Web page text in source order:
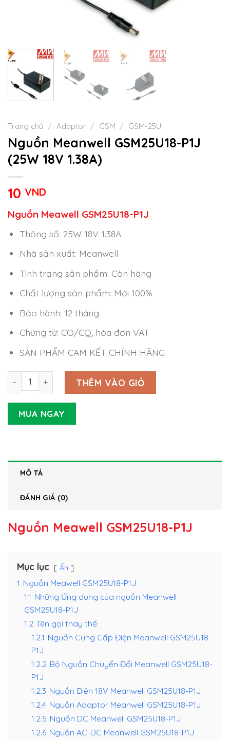
Trang chủ / Adaptor / GSM / GSM-25U
Nguồn Meanwell GSM25U18-P1J
(25W 18V 1.38A)
10 VND
Nguồn Meawell GSM25U18-P1J
Thông số: 25W 18V 1.38A
Nhà sản xuất: Meanwell
Tình trạng sản phẩm: Còn hàng
Chất lượng sản phẩm: Mới 100%
Bảo hành: 12 tháng
Chứng từ: CO/CQ, hóa đơn VAT
SẢN PHẨM CAM KẾT CHÍNH HÃNG
Nguồn Meanwell GSM25U18-P1J (25W 18V 1.38A) số lượng
THÊM VÀO GIỎ
MUA NGAY
MÔ TẢ
ĐÁNH GIÁ (0)
Nguồn Meawell GSM25U18-P1J
Mục lục Ẩn
1 Nguồn Meawell GSM25U18-P1J
1.1 Những Ứng dụng của nguồn Meanwell
GSM25U18-P1J
1.2 Tên gọi thay thế:
1.2.1 Nguồn Cung Cấp Điện Meanwell GSM25U18-
P1J
1.2.2 Bộ Nguồn Chuyển Đổi Meanwell GSM25U18-
P1J
1.2.3 Nguồn Điện 18V Meanwell GSM25U18-P1J
1.2.4 Nguồn Adaptor Meanwell GSM25U18-P1J
1.2.5 Nguồn DC Meanwell GSM25U18-P1J
1.2.6 Nguồn AC-DC Meanwell GSM25U18-P1J